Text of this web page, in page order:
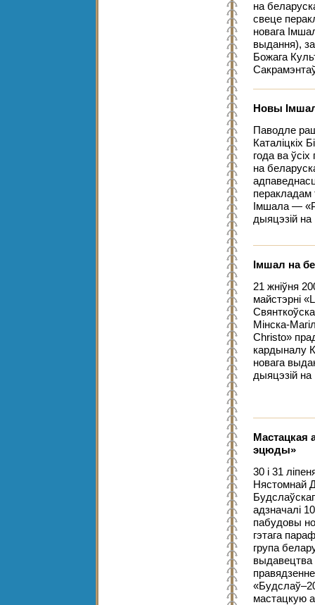
на
свеце
новага
выдання),
Божага
Новы
Паводле
Каталіцкіх
года ва
на
перакладам
Імшала —
дыяцэзій
Імшал на
21 жніўня
майстэрні
Мінска-
Christo»
кардыналу
новага
дыяцэзій
Мастацкая
эцюды»
30 і 31
Нястомнай
адзначалі
пабудовы
гэтага
група
выдавецтва
мастацкую